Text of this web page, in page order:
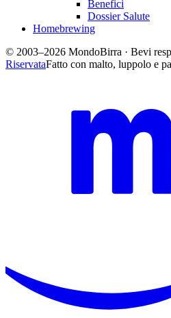
Benefici
Dossier Salute
Homebrewing
© 2003–2026 MondoBirra · Bevi
RiservataFatto con malto, luppolo e